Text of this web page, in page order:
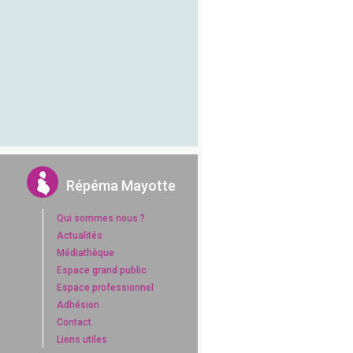
Répéma Mayotte
Qui sommes nous ?
Actualités
Médiathèque
Espace grand public
Espace professionnel
Adhésion
Contact
Liens utiles